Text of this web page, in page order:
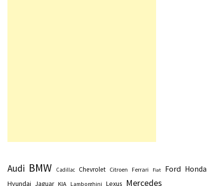
Audi BMW Cadillac Chevrolet Citroen Ferrari Fiat Ford Honda
Hyundai Jaguar KIA Lamborghini Lexus Mercedes